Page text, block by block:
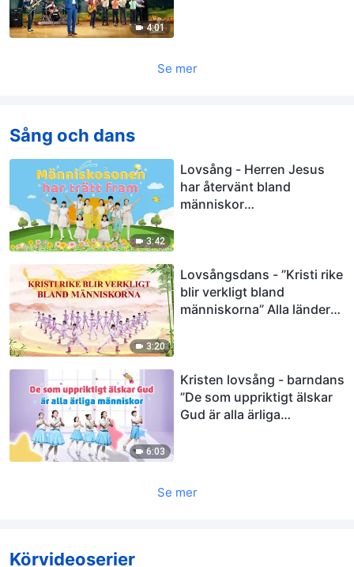
4:01
Se mer
Sång och dans
3:42
Lovsång - Herren Jesus
har återvänt bland
människor
3:20
Lovsångsdans - ”Kristi rike
blir verkligt bland
människorna” Alla länder
6:03
Kristen lovsång - barndans
”De som uppriktigt älskar
Gud är alla ärliga
Se mer
Körvideoserier